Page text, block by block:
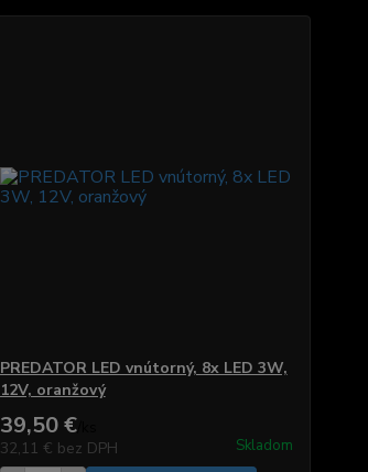
PREDATOR LED vnútorný, 8x LED 3W,
12V, oranžový
39,50 €/
32,11 € bez DPH Skladom